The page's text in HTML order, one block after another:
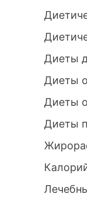
Диеты
Диеты
Диеты
Диеты